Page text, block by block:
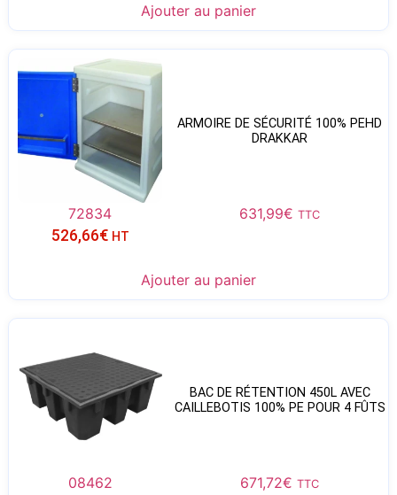
Ajouter au panier
ARMOIRE DE SÉCURITÉ 100% PEHD
DRAKKAR
72834 631,99€ TTC
526,66€ HT
Ajouter au panier
BAC DE RÉTENTION 450L AVEC
CAILLEBOTIS 100% PE POUR 4 FÛTS
08462 671,72€ TTC